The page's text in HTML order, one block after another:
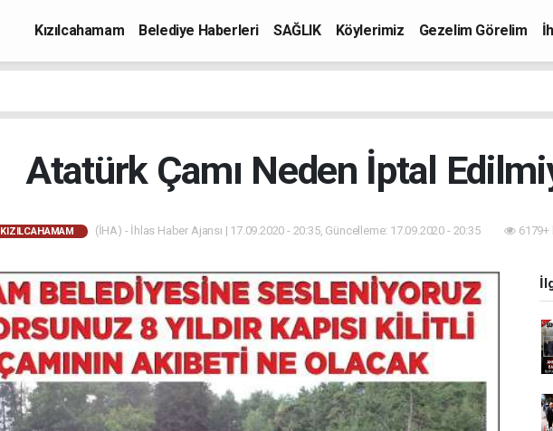
Kızılcahamam Belediye Haberleri SAĞLIK Köylerimiz Gezelim Görelim
Atatürk Çamı Neden İptal
KIZILCAHAMAM (İHA) - İhlas Haber Ajansı | 17.09.2020 - 20:35, Güncelleme: 17.09.2020 - 20:35